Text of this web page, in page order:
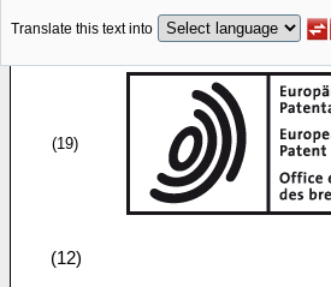
Translate this text into
(19)
(12)